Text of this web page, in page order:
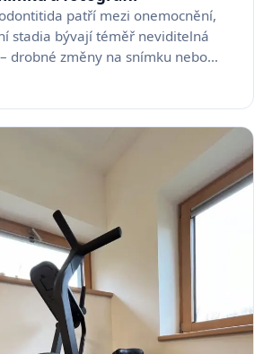
patří mezi onemocnění,
stadia bývají téměř neviditelná
drobné změny na snímku nebo